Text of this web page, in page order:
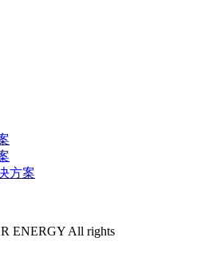
方案
ENERGY All rights